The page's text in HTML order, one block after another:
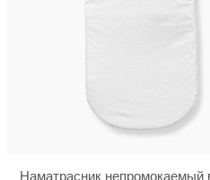
Наматрасник непромокаемый